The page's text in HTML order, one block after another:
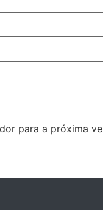
para a próxima